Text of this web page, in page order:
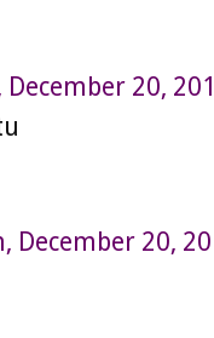
December 20,
December 20,